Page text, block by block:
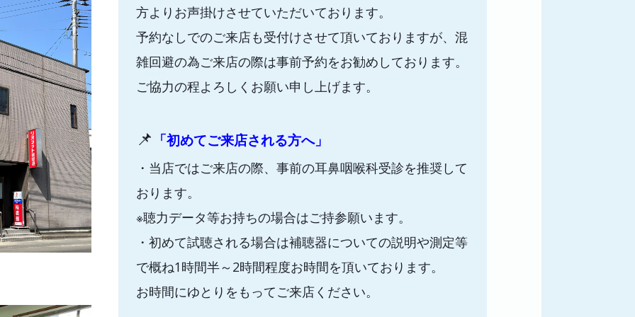
方よりお声掛けさせていただいております。
予約なしでのご来店も受付けさせて頂いておりますが、混
雑回避の為ご来店の際は事前予約をお勧めしております。
ご協力の程よろしくお願い申し上げます。
📌 「初めてご来店される方へ」
・当店ではご来店の際、事前の耳鼻咽喉科受診を推奨して
おります。
※聴力データ等お持ちの場合はご持参願います。
・初めて試聴される場合は補聴器についての説明や測定等
で概ね1時間半～2時間程度お時間を頂いております。
お時間にゆとりをもってご来店ください。